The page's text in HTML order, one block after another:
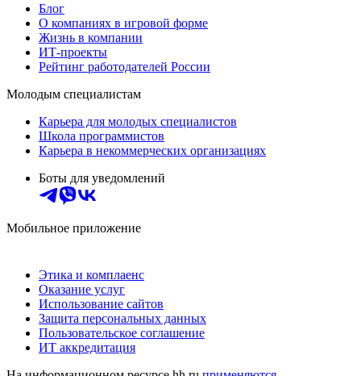
Блог
О компаниях в игровой форме
Жизнь в компании
ИТ-проекты
Рейтинг работодателей России
Молодым специалистам
Карьера для молодых специалистов
Школа программистов
Карьера в некоммерческих организациях
Боты для уведомлений
Мобильное приложение
Этика и комплаенс
Оказание услуг
Использование сайтов
Защита персональных данных
Пользовательское соглашение
ИТ аккредитация